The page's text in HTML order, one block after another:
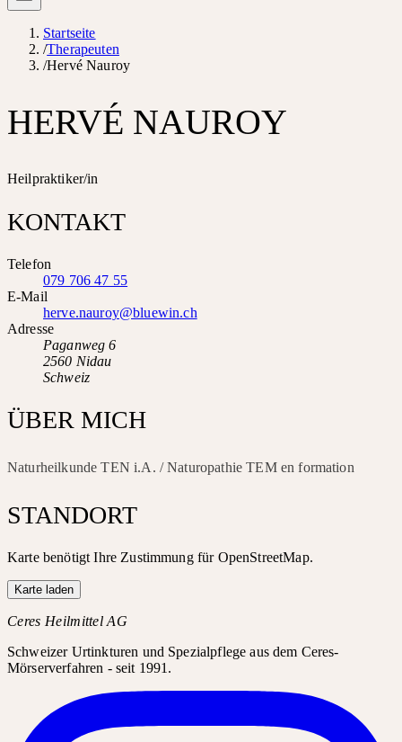
Startseite
/Therapeuten
/Hervé Nauroy
HERVÉ NAUROY
Heilpraktiker/in
KONTAKT
Telefon
079 706 47 55
E-Mail
herve.nauroy@bluewin.ch
Adresse
Paganweg 6
2560 Nidau
Schweiz
ÜBER MICH
Naturheilkunde TEN i.A. / Naturopathie TEM en formation
STANDORT
Karte benötigt Ihre Zustimmung für OpenStreetMap.
Karte laden
Ceres Heilmittel AG
Schweizer Urtinkturen und Spezialpflege aus dem Ceres-
Mörserverfahren - seit 1991.